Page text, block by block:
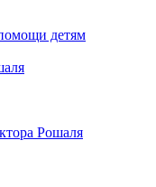
детям
Рошаля